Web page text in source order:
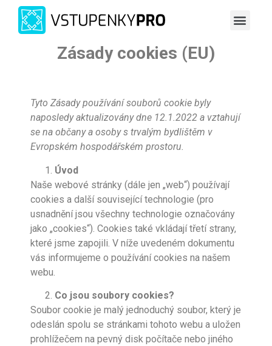
Zásady cookies (EU)
Tyto Zásady používání souborů cookie byly
naposledy aktualizovány dne 12.1.2022 a vztahují
se na občany a osoby s trvalým bydlištěm v
Evropském hospodářském prostoru.
Úvod
Naše webové stránky (dále jen „web“) používají
cookies a další související technologie (pro
usnadnění jsou všechny technologie označovány
jako „cookies“). Cookies také vkládají třetí strany,
které jsme zapojili. V níže uvedeném dokumentu
vás informujeme o používání cookies na našem
webu.
Co jsou soubory cookies?
Soubor cookie je malý jednoduchý soubor, který je
odeslán spolu se stránkami tohoto webu a uložen
prohlížečem na pevný disk počítače nebo jiného